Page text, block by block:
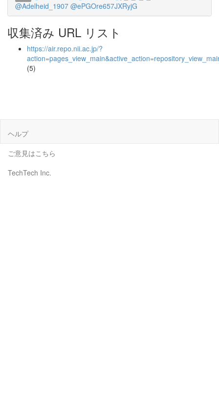
@Adelheid_1907 @ePGOre657JXRyjG
収集済み URL リスト
https://air.repo.nii.ac.jp/?
(5)
ヘルプ
ご意見はこちら
TechTech Inc.